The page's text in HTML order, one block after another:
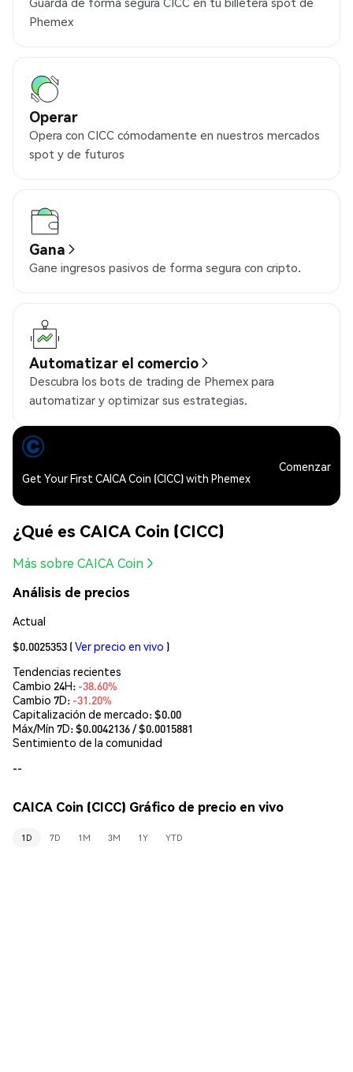
Phemex
Operar
Opera con CICC cómodamente en nuestros mercados
spot y de futuros
Gana
Gane ingresos pasivos de forma segura con cripto.
Automatizar el comercio
Descubra los bots de trading de Phemex para
automatizar y optimizar sus estrategias.
Get Your First CAICA Coin (CICC) with Phemex
Comenzar
¿Qué es CAICA Coin (CICC)
Más sobre CAICA Coin
Análisis de precios
Actual
$0.0025353 (Ver precio en vivo )
Tendencias recientes
Cambio 24H: -38.60%
Cambio 7D: -31.20%
Capitalización de mercado:$0.00
Máx/Mín 7D: $0.0042136/ $0.0015881
Sentimiento de la comunidad
--
CAICA Coin (CICC) Gráfico de precio en vivo
1D 7D 1M 3M 1Y YTD